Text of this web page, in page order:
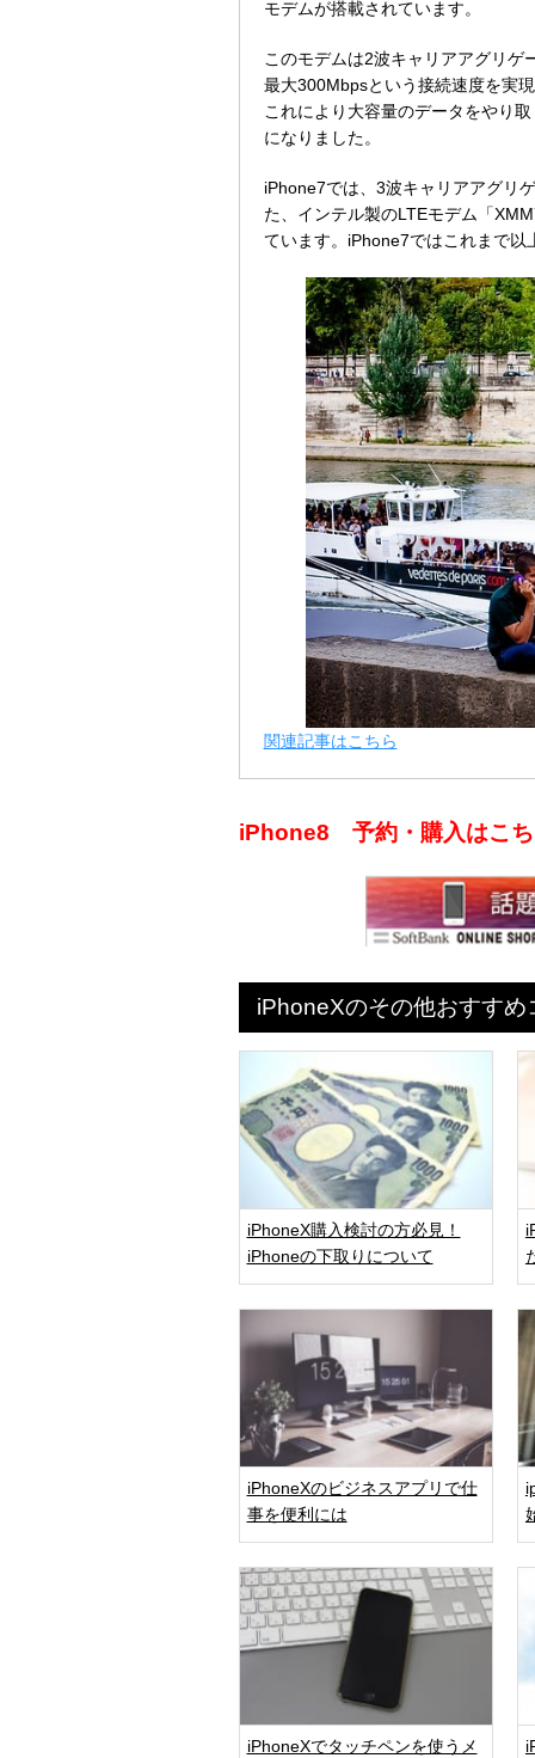
モデムが搭載されています。
このモデムは2波キャリアアグリゲ
最大300Mbpsという接続速度を実
これにより大容量のデータをやり
になりました。
iPhone7では、3波キャリアアグリ
た、インテル製のLTEモデム「
ています。iPhone7ではこれまで
関連記事はこちら
iPhone8 予約・購入は
iPhoneXのその他おすすめ
iPhoneX購入検討の方必見！
iPhoneの下取りについて
iPhoneXのビジネスアプリで仕
事を便利には
iPhoneXでタッチペンを使うメ